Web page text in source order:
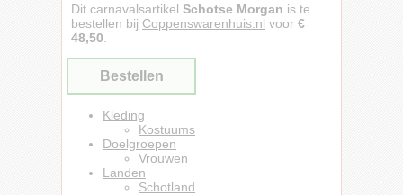
Dit carnavalsartikel Schotse Morgan is te
bestellen bij Coppenswarenhuis.nl voor €
48,50
Bestellen
Kleding
Kostuums
Doelgroepen
Vrouwen
Landen
Schotland